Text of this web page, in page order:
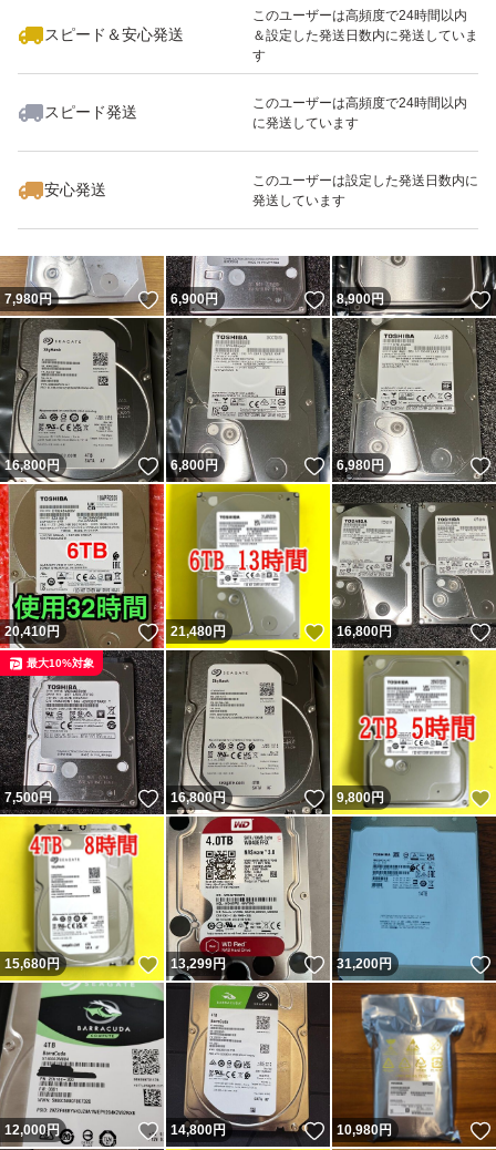
スピード＆安心発送
このユーザーは高頻度で24時間以内
＆設定した発送日数内に発送していま
す
スピード発送
このユーザーは高頻度で24時間以内
に発送しています
安心発送
このユーザーは設定した発送日数内に
発送しています
いいね！
7,200
7,980円 いいね！
6,900円 いいね！
8,900円
16,800円 いいね！
6,800円 いいね！
6,980円
20,410円 いいね！
21,480円 いいね！
16,800円
7,500円 いいね！
最大10%対象
16,800円 いいね！
9,800円
15,680円 いいね！
13,299円 いいね！
31,200円
12,000円 いいね！
14,800円 いいね！
10,980円